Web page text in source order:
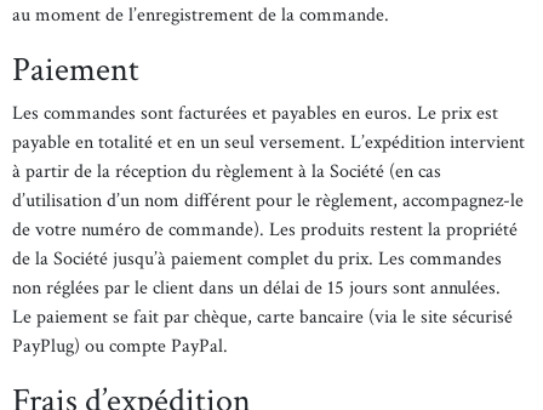
au moment de l’enregistrement de la commande.
Paiement
Les commandes sont facturées et payables en euros. Le prix est
payable en totalité et en un seul versement. L’expédition intervient
à partir de la réception du règlement à la Société (en cas
d’utilisation d’un nom différent pour le règlement, accompagnez-le
de votre numéro de commande). Les produits restent la propriété
de la Société jusqu’à paiement complet du prix. Les commandes
non réglées par le client dans un délai de 15 jours sont annulées.
Le paiement se fait par chèque, carte bancaire (via le site sécurisé
PayPlug) ou compte PayPal.
Frais d’expédition